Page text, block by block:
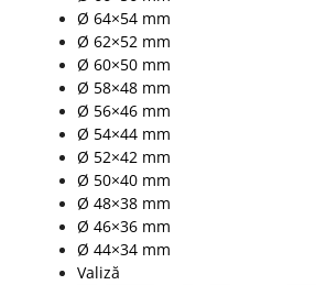
Ø 64×54 mm
Ø 62×52 mm
Ø 60×50 mm
Ø 58×48 mm
Ø 56×46 mm
Ø 54×44 mm
Ø 52×42 mm
Ø 50×40 mm
Ø 48×38 mm
Ø 46×36 mm
Ø 44×34 mm
Valiză